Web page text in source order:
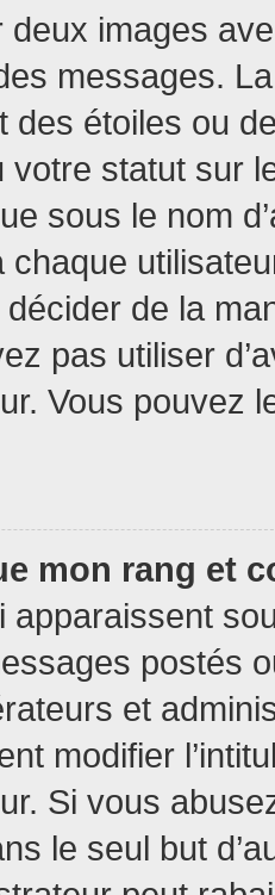
deux images
messages.
des étoiles ou
votre statut sur
sous le nom
de la
pas utiliser
Vous pouvez
mon rang et
apparaissent
postés
et
modifier
Si vous
le seul but